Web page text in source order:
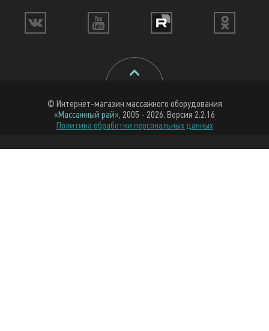
© Интернет-магазин массажного оборудования
«Массажный рай», 2005 - 2026. Версия 2.2.16
Политика обработки персональных данных